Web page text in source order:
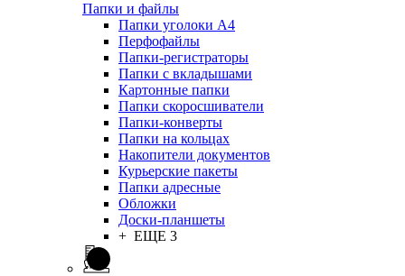
Папки и файлы
Папки уголоки А4
Перфофайлы
Папки-регистраторы
Папки с вкладышами
Картонные папки
Папки скоросшиватели
Папки-конверты
Папки на кольцах
Накопители документов
Курьерские пакеты
Папки адресные
Обложки
Доски-планшеты
+ ЕЩЕ 3